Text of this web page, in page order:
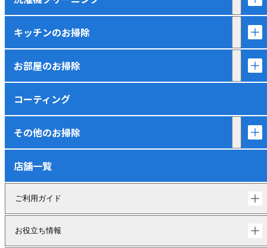
キッチンのお掃除
お部屋のお掃除
コーティング
その他のお掃除
店舗一覧
ご利用ガイド
お役立ち情報